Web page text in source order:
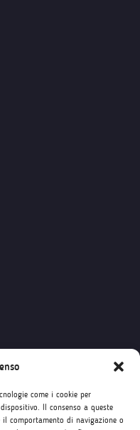
come i cookie per
Il consenso a queste
comportamento di navigazione o